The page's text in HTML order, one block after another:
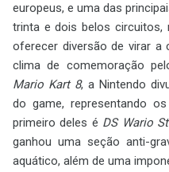
europeus, e uma das
trinta e dois belos circuitos,
oferecer diversão de virar a
clima de comemoração
Mario Kart 8, a Nintendo
do game, representando
primeiro deles é DS Wario
ganhou uma seção anti-
aquático, além de uma